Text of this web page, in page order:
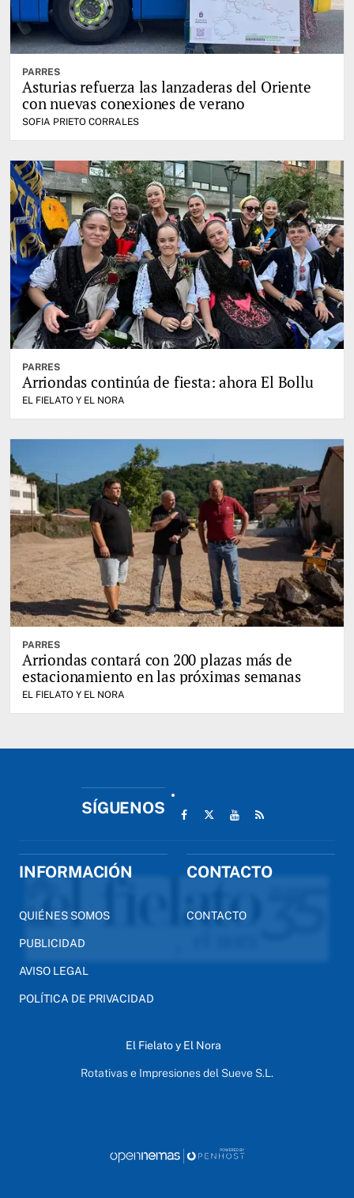
PARRES
Asturias refuerza las lanzaderas del Oriente
con nuevas conexiones de verano
SOFIA PRIETO CORRALES
PARRES
Arriondas continúa de fiesta: ahora El Bollu
EL FIELATO Y EL NORA
PARRES
Arriondas contará con 200 plazas más de
estacionamiento en las próximas semanas
EL FIELATO Y EL NORA
SÍGUENOS
INFORMACIÓN
QUIÉNES SOMOS
PUBLICIDAD
AVISO LEGAL
POLÍTICA DE PRIVACIDAD
CONTACTO
CONTACTO
El Fielato y El Nora
Rotativas e Impresiones del Sueve S.L.